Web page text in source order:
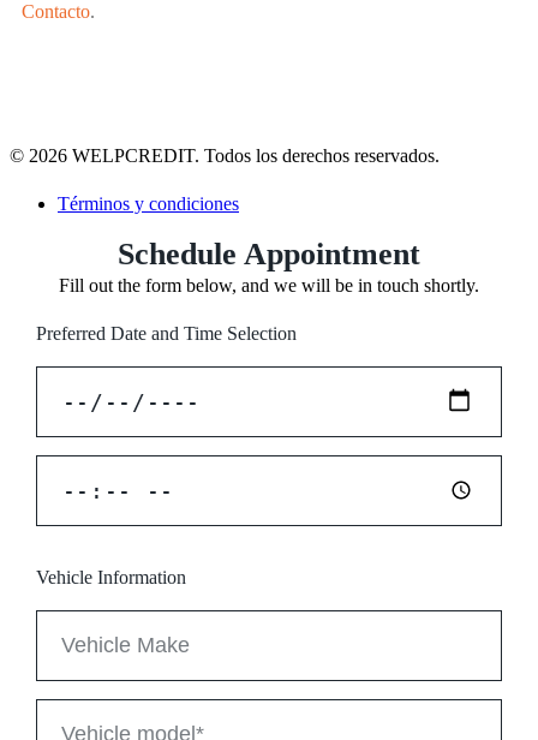
Contacto.
© 2026 WELPCREDIT. Todos los derechos reservados.
Términos y condiciones
Schedule Appointment
Fill out the form below, and we will be in touch shortly.
Preferred Date and Time Selection
Vehicle Information